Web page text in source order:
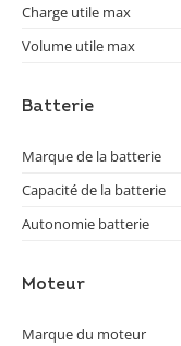
Charge utile max
Volume utile max
Batterie
Marque de la batterie
Capacité de la batterie
Autonomie batterie
Moteur
Marque du moteur